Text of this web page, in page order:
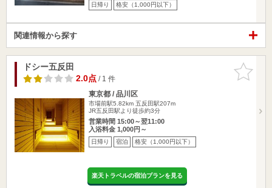
日帰り 格安（1,000円以下）
関連情報から探す
お気に入
りに追加
ドシー五反田
2.0点/ 1 件
東京都 / 品川区
市場前駅5.82km 五反田駅207m
JR五反田駅より徒歩約3分
営業時間 15:00～翌11:00
入浴料金 1,000円～
日帰り 宿泊 格安（1,000円以下）
楽天トラベルの宿泊プランを見る